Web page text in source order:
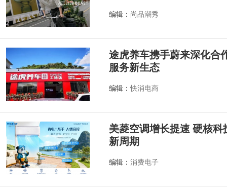
编辑： 尚品潮秀
途虎养车携手蔚来深化合
服务新生态
编辑：快消电商
美菱空调增长提速 硬核
新周期
编辑： 消费电子